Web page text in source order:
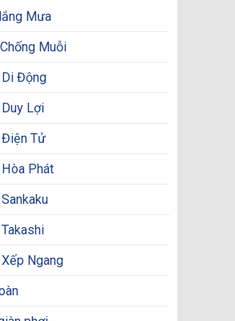
Mưa
Muỗi
Di Động
Lợi
Điện Tử
Phát
Ngang